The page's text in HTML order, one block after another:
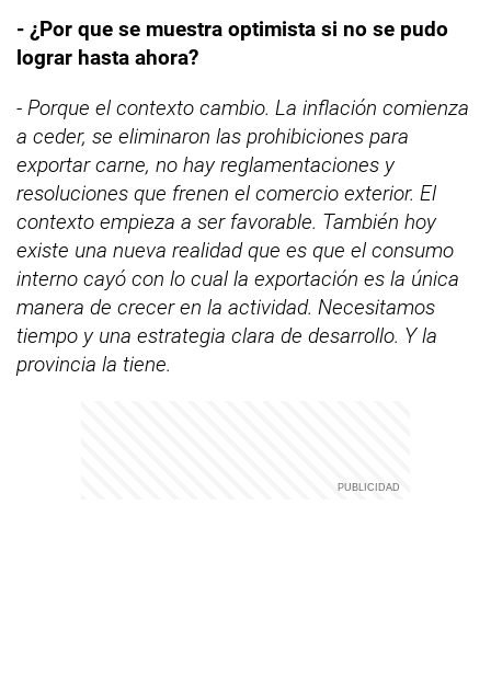
- ¿Por que se muestra optimista si no se pudo
lograr hasta ahora?
- Porque el contexto cambio. La inflación comienza
a ceder, se eliminaron las prohibiciones para
exportar carne, no hay reglamentaciones y
resoluciones que frenen el comercio exterior. El
contexto empieza a ser favorable. También hoy
existe una nueva realidad que es que el consumo
interno cayó con lo cual la exportación es la única
manera de crecer en la actividad. Necesitamos
tiempo y una estrategia clara de desarrollo. Y la
provincia la tiene.